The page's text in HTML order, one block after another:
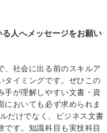
人へメッセージをお願い
、社会に出る前のスキルア
タイミングです。ぜひこの
手が理解しやすい文書・資
においても必ず求められま
だけでなく、ビジネス文書
です。知識科目も実技科目